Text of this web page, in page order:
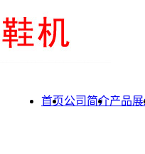
首页公司简介产品